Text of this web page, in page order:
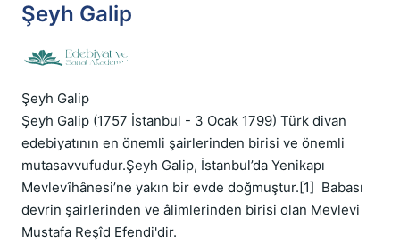
Şeyh Galip
Şeyh Galip
Şeyh Galip (1757 İstanbul - 3 Ocak 1799) Türk divan
edebiyatının en önemli şairlerinden birisi ve önemli
mutasavvufudur.Şeyh Galip, İstanbul’da Yenikapı
Mevlevîhânesi’ne yakın bir evde doğmuştur.[1]  Babası
devrin şairlerinden ve âlimlerinden birisi olan Mevlevi
Mustafa Reşîd Efendi'dir.